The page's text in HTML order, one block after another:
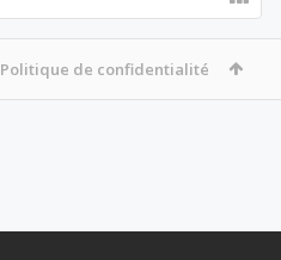
Politique de confidentialité